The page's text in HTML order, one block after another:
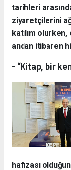
tarihleri
ziyaretçilerini
katılım
andan itibaren
- “Kitap, bir
hafızası